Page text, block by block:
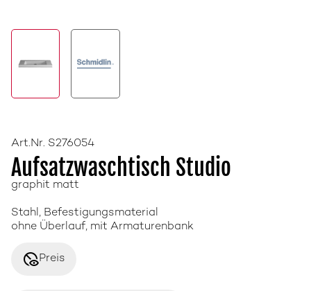
Art.Nr. S276054
Aufsatzwaschtisch Studio
graphit matt
Stahl, Befestigungsmaterial
ohne Überlauf, mit Armaturenbank
disabled_visiblePreis